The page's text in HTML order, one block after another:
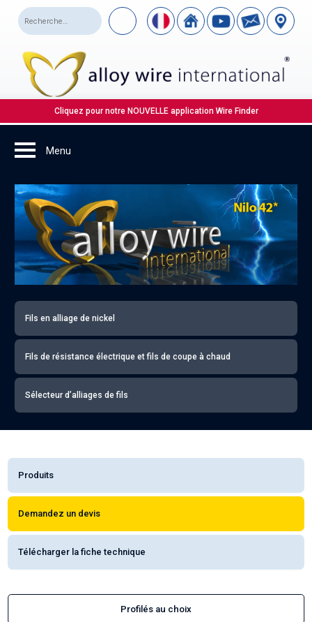
Cliquez pour notre NOUVELLE application Wire Finder
Fils en alliage de nickel
Fils de résistance électrique et fils de coupe à chaud
Sélecteur d’alliages de fils
Produits
Demandez un devis
Télécharger la fiche technique
Profilés au choix